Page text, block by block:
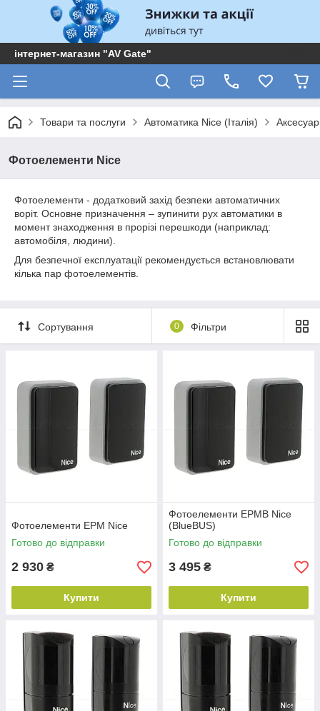
інтернет-магазин "AV Gate"
Товари та послуги Автоматика Nice (Італія)
Фотоелементи Nice
Фотоелементи - додатковий захід безпеки автоматичних
воріт. Основне призначення – зупинити рух автоматики в
момент знаходження в прорізі перешкоди (наприклад:
автомобіля, людини).
Для безпечної експлуатації рекомендується встановлювати
кілька пар фотоелементів.
Сортування 0 Фільтри
Фотоелементи EPM Nice
Готово до відправки
2 930 ₴
Купити
Фотоелементи EPMB Nice
(BlueBUS)
Готово до відправки
3 495 ₴
Купити